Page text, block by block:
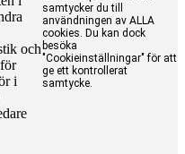
och
i
samtycker du till
användningen av ALLA
cookies. Du kan dock
besöka
"Cookieinställningar" för att
ge ett kontrollerat
samtycke.